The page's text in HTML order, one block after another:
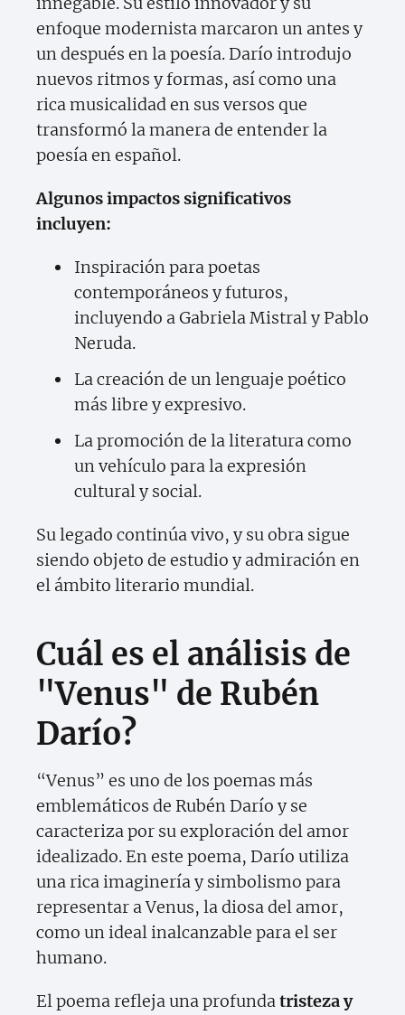
enfoque modernista marcaron un antes y
un después en la poesía. Darío introdujo
nuevos ritmos y formas, así como una
rica musicalidad en sus versos que
transformó la manera de entender la
poesía en español.
Algunos impactos significativos
incluyen:
Inspiración para poetas
contemporáneos y futuros,
incluyendo a Gabriela Mistral y Pablo
Neruda.
La creación de un lenguaje poético
más libre y expresivo.
La promoción de la literatura como
un vehículo para la expresión
cultural y social.
Su legado continúa vivo, y su obra sigue
siendo objeto de estudio y admiración en
el ámbito literario mundial.
Cuál es el análisis de
"Venus" de Rubén
Darío?
“Venus” es uno de los poemas más
emblemáticos de Rubén Darío y se
caracteriza por su exploración del amor
idealizado. En este poema, Darío utiliza
una rica imaginería y simbolismo para
representar a Venus, la diosa del amor,
como un ideal inalcanzable para el ser
humano.
El poema refleja una profundatristeza y